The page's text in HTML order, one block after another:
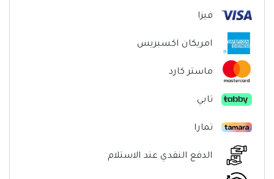
فيزا
امريكان اكسبريس
ماستر كارد
تابي
تمارا
الدفع النقدي عند الاستلام